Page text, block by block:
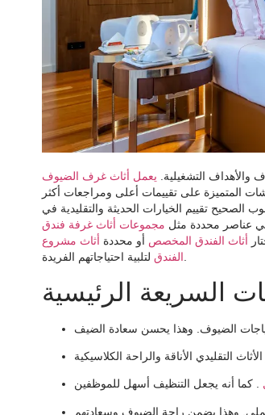
والأهداف التشغيلية. يعمل أثاث غرف الضيوف
المتميزة على تقييمات أعلى ومراجعات أكثر
الصحيح تقييم الخيارات الحديثة والتقليدية في
عناصر محددة مثل
أثاث الفندق المخصص أو محددة أثاث مشروع
الفندق
السريعة الرئيسية